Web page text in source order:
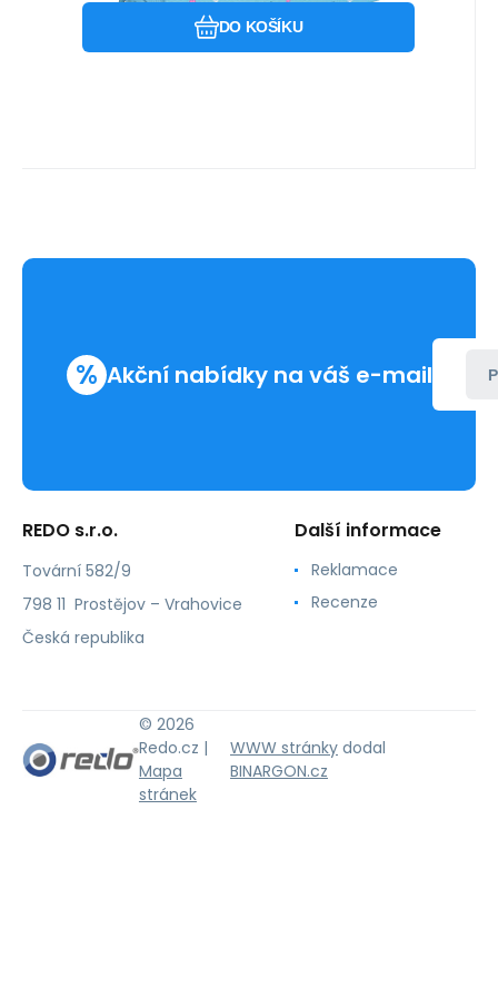
DO KOŠÍKU
% Akční nabídky na váš e-mail
REDO s.r.o.
Tovární 582/9
798 11 Prostějov – Vrahovice
Česká republika
Další informace
Reklamace
Recenze
© 2026
Redo.cz |
Mapa
stránek
WWW stránky dodal
BINARGON.cz